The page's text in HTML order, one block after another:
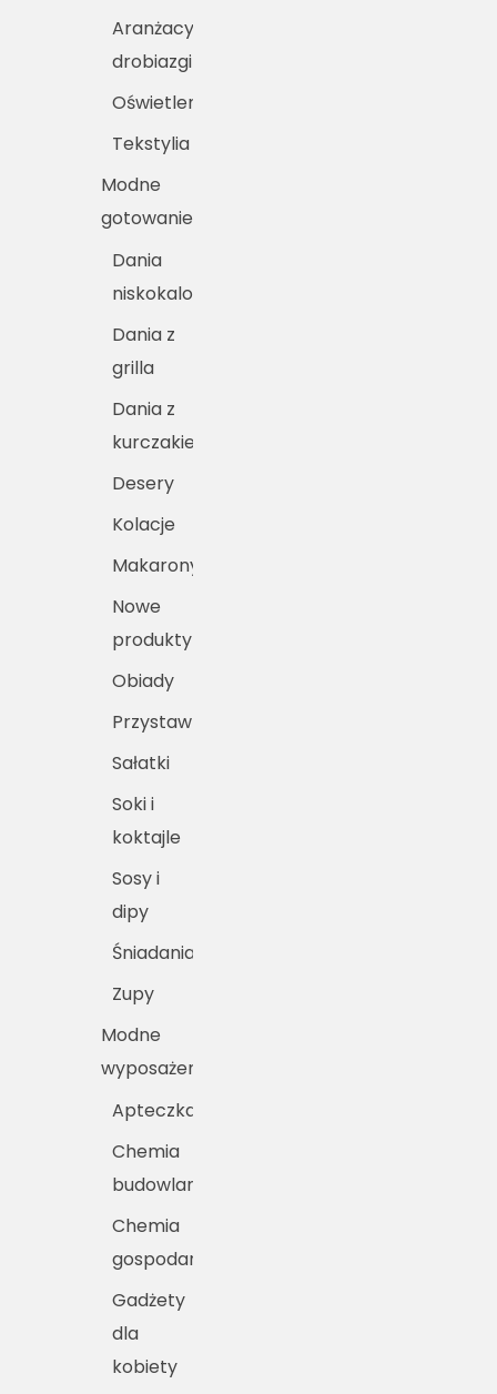
Aranżacyjne
drobiazgi
Oświetlenie
Tekstylia
Modne
gotowanie
Dania
niskokaloryczne
Dania z
grilla
Dania z
kurczakiem
Desery
Kolacje
Makarony
Nowe
produkty
Obiady
Przystawki
Sałatki
Soki i
koktajle
Sosy i
dipy
Śniadania
Zupy
Modne
wyposażenie
Apteczka
Chemia
budowlana
Chemia
gospodarcza
Gadżety
dla
kobiety